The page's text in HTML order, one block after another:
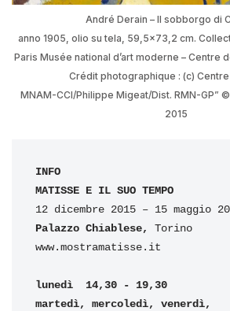
André Derain – Il sobborgo di
anno 1905, olio su tela, 59,5×73,2 cm.
Paris Musée national d’art moderne – Centre
Crédit photographique : (c) Centre
MNAM-CCI/Philippe Migeat/Dist. RMN-GP”
2015
INFO
MATISSE E IL SUO TEMPO
Palazzo Chiablese, Torino
www.mostramatisse.it
lunedì  14,30 - 19,30
martedì, mercoledì, venerdì,